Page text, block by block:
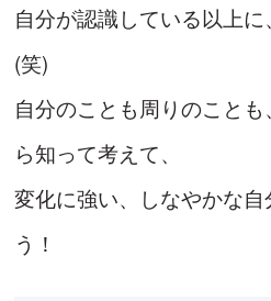
自分が認識している以上に
(笑)
自分のことも周りのこと
ら知って考えて、
変化に強い、しなやかな
う！